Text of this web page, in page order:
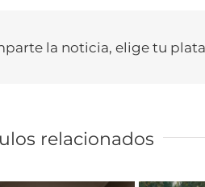
la noticia, elige tu
relacionados